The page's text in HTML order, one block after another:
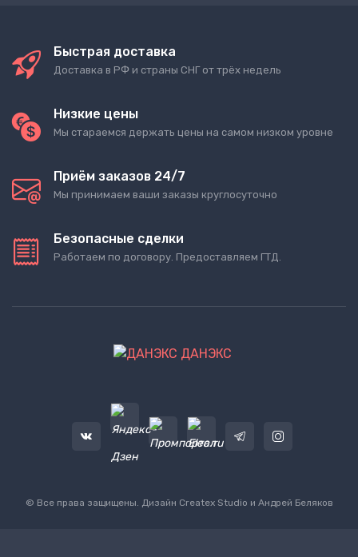
Быстрая доставка
Доставка в РФ и страны СНГ от трёх недель
Низкие цены
Мы стараемся держать цены на самом низком уровне
Приём заказов 24/7
Мы принимаем ваши заказы круглосуточно
Безопасные сделки
Работаем по договору. Предоставляем ГТД.
ДАНЭКС
© Все права защищены. Дизайн Createx Studio и Андрей Беляков